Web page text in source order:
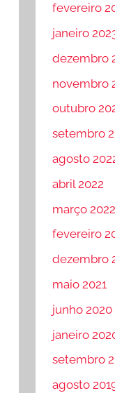
fevereiro
janeiro
dezembro
novembro
outubro
setembro
agosto
abril 2022
março 2022
fevereiro
dezembro
maio 2021
junho 2020
janeiro
setembro
agosto